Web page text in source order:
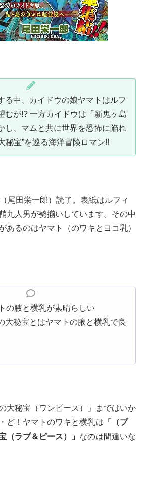
る中、カイドウの娘ヤマトはルフ
むが!? 一方カイドウは「新鬼ヶ島
し、マムと共に世界を恐怖に陥れ
秘宝”を巡る海洋冒険ロマン!!
尾田栄一郎）読了。表紙はルフィ
九人男が勢揃いしています。その中
あるのはヤマト（のワキとヨコ乳）
の腋と横乳が素晴らしい
大秘宝とはヤマトの腋と横乳で良
大秘宝（ワンピース）」まではいか
ど！ヤマトのワキと横乳は 「（ブ
（ラブ＆ピース）」 なのは間違いな